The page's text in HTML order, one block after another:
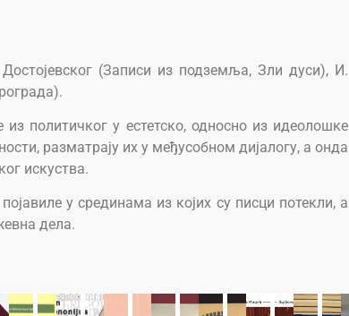
(Записи из подземља, Зли дуси), И.
политичког у естетско, односно из идеолошке
разматрају их у међусобном дијалогу, а онда
искуства.
у срединама из којих су писци потекли, а
дела.